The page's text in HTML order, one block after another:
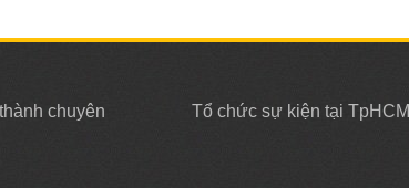
chuyên
Tổ chức sự kiện tại TpHCM